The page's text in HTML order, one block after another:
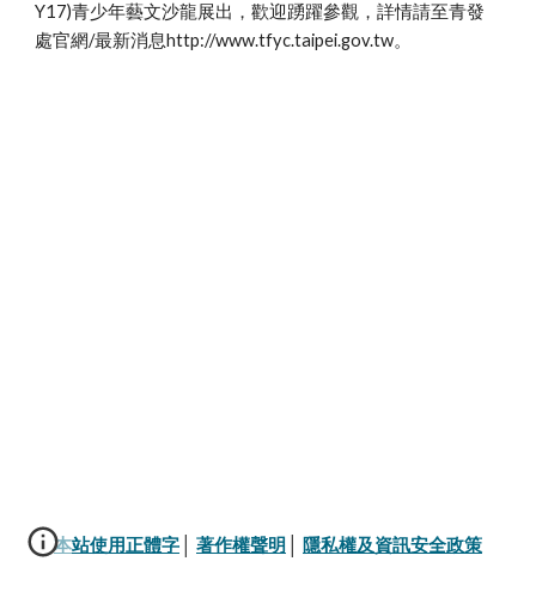
Y17)青少年藝文沙龍展出，歡迎踴躍參觀，詳情請至青發
處官網/最新消息http://www.tfyc.taipei.gov.tw。
本站使用正體字 著作權聲明 隱私權及資訊安全政策